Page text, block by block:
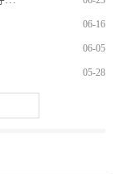
06-16
06-05
05-28